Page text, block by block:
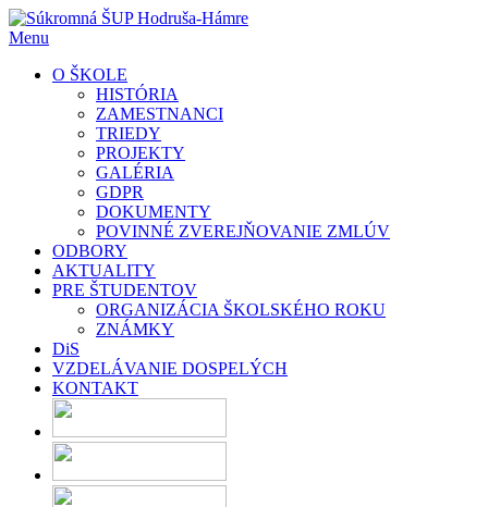
Prejsť
na
Menu
O ŠKOLE
HISTÓRIA
ZAMESTNANCI
TRIEDY
PROJEKTY
GALÉRIA
GDPR
DOKUMENTY
POVINNÉ ZVEREJŇOVANIE ZMLÚV
ODBORY
AKTUALITY
PRE ŠTUDENTOV
ORGANIZÁCIA ŠKOLSKÉHO ROKU
ZNÁMKY
DiS
VZDELÁVANIE DOSPELÝCH
KONTAKT